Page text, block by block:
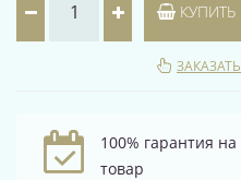
КУПИТЬ
100% гарантия
товар